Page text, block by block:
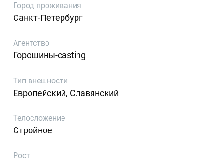
Город проживания
Санкт-Петербург
Агентство
Горошины-casting
Тип внешности
Европейский, Славянский
Телосложение
Стройное
Рост